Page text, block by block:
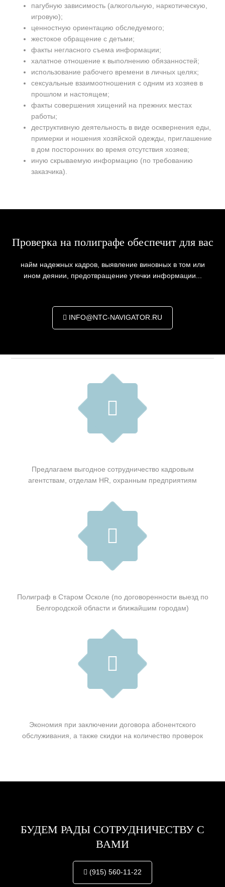
пагубную зависимость (алкогольную, наркотическую,
игровую);
ценностную ориентацию обследуемого;
жестокое обращение с детьми;
факты негласного съема информации;
халатное отношение к выполнению обязанностей;
использование рабочего времени в личных целях;
сексуальные взаимоотношения с одним из хозяев в
прошлом и настоящем;
факты совершения хищений на прежних местах
работы;
деструктивную деятельность в виде осквернения еды,
примерки и ношения хозяйской одежды, приглашение
в дом посторонних во время отсутствия хозяев;
иную скрываемую информацию (по требованию
заказчика).
Проверка на полиграфе обеспечит для вас
найм надежных кадров, выявление виновных в том или
ином деянии, предотвращение утечки информации...
INFO@NTC-NAVIGATOR.RU
Предлагаем выгодное сотрудничество кадровым
агентствам, отделам HR, охранным предприятиям
Полиграф в Старом Осколе (по договоренности выезд по
Белгородской области и ближайшим городам)
Экономия при заключении договора абонентского
обслуживания, а также скидки на количество проверок
БУДЕМ РАДЫ СОТРУДНИЧЕСТВУ С
ВАМИ
(915) 560-11-22